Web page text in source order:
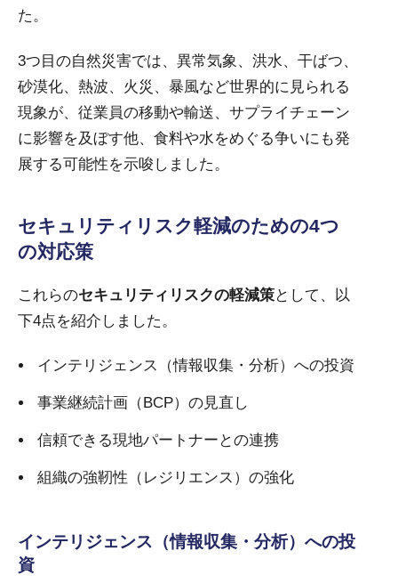
た。
3つ目の自然災害では、異常気象、洪水、干ばつ、
砂漠化、熱波、火災、暴風など世界的に見られる
現象が、従業員の移動や輸送、サプライチェーン
に影響を及ぼす他、食料や水をめぐる争いにも発
展する可能性を示唆しました。
セキュリティリスク軽減のための4つ
の対応策
これらのセキュリティリスクの軽減策として、以
下4点を紹介しました。
インテリジェンス（情報収集・分析）への投資
事業継続計画（BCP）の見直し
信頼できる現地パートナーとの連携
組織の強靭性（レジリエンス）の強化
インテリジェンス（情報収集・分析）への投
資